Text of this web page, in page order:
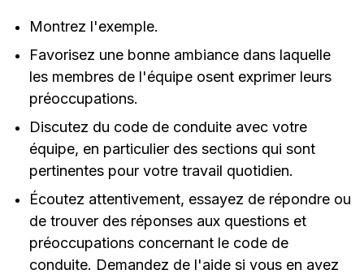
Montrez l'exemple.
Favorisez une bonne ambiance dans laquelle
les membres de l'équipe osent exprimer leurs
préoccupations.
Discutez du code de conduite avec votre
équipe, en particulier des sections qui sont
pertinentes pour votre travail quotidien.
Écoutez attentivement, essayez de répondre ou
de trouver des réponses aux questions et
préoccupations concernant le code de
conduite. Demandez de l'aide si vous en avez